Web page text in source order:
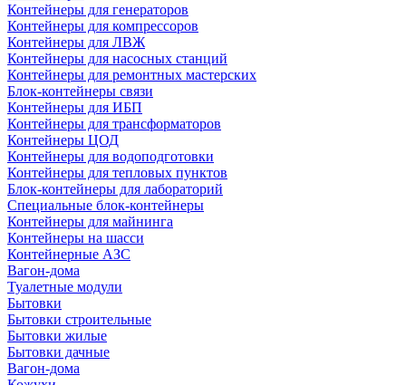
Контейнеры для генераторов
Контейнеры для компрессоров
Контейнеры для ЛВЖ
Контейнеры для насосных станций
Контейнеры для ремонтных мастерских
Блок-контейнеры связи
Контейнеры для ИБП
Контейнеры для трансформаторов
Контейнеры ЦОД
Контейнеры для водоподготовки
Контейнеры для тепловых пунктов
Блок-контейнеры для лабораторий
Специальные блок-контейнеры
Контейнеры для майнинга
Контейнеры на шасси
Контейнерные АЗС
Вагон-дома
Туалетные модули
Бытовки
Бытовки строительные
Бытовки жилые
Бытовки дачные
Вагон-дома